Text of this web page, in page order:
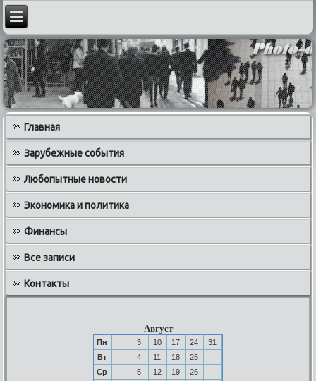
Главная
Зарубежные события
Любопытные новости
Экономика и политика
Финансы
Все записи
Контакты
Август
Пн 3 10 17 24
31
Вт
4 11 18
25
Ср
5 12 19
26